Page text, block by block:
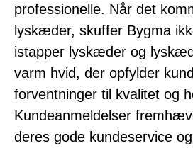
professionelle. Når det
lyskæder, skuffer Bygma
istapper lyskæder og
varm hvid, der opfylder
forventninger til kvalitet og
Kundeanmeldelser
deres gode kundeservice